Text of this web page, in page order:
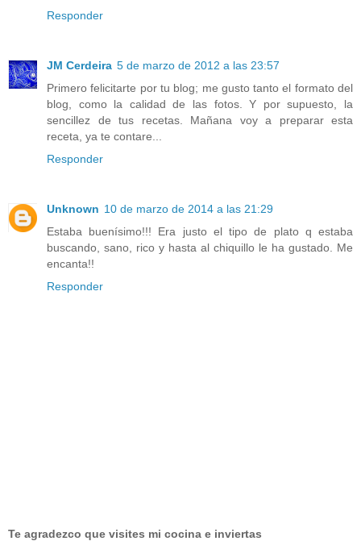
Responder
JM Cerdeira 5 de marzo de 2012 a las 23:57
Primero felicitarte por tu blog; me gusto tanto el formato del
blog, como la calidad de las fotos. Y por supuesto, la
sencillez de tus recetas. Mañana voy a preparar esta
receta, ya te contare...
Responder
Unknown 10 de marzo de 2014 a las 21:29
Estaba buenísimo!!! Era justo el tipo de plato q estaba
buscando, sano, rico y hasta al chiquillo le ha gustado. Me
encanta!!
Responder
Te agradezco que visites mi cocina e inviertas